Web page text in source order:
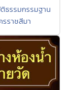
ธรรมกรรมฐาน
รราชสีมา